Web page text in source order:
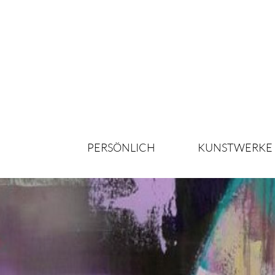
PERSÖNLICH KUNSTWERKE